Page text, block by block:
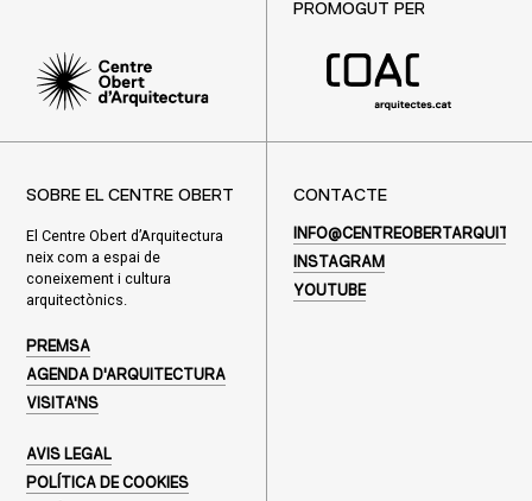
PROMOGUT PER
SOBRE EL CENTRE OBERT
El Centre Obert d’Arquitectura
neix com a espai de
coneixement i cultura
arquitectònics.
PREMSA
AGENDA D'ARQUITECTURA
VISITA'NS
AVIS LEGAL
POLÍTICA DE COOKIES
CONTACTE
INSTAGRAM
YOUTUBE